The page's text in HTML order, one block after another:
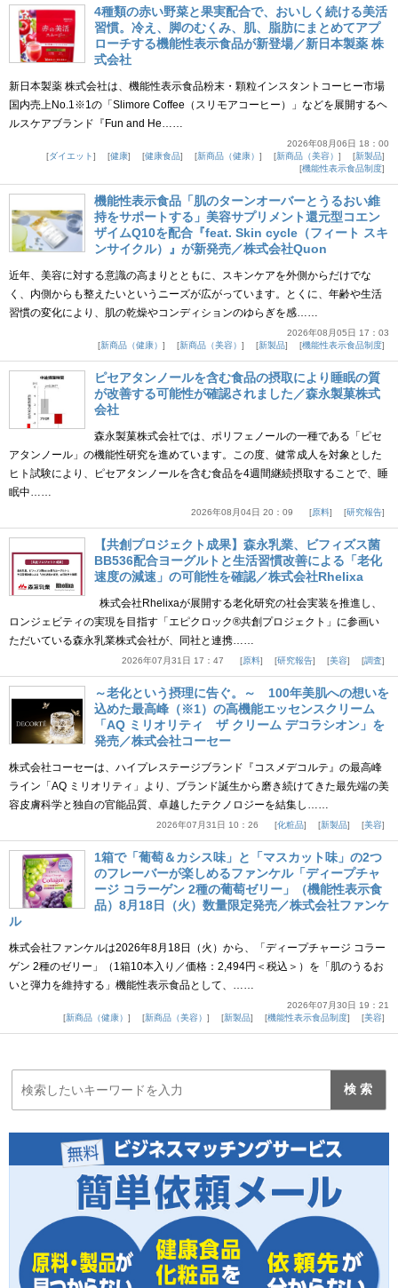
4種類の赤い野菜と果実配合で、おいしく続ける美活
習慣。冷え、脚のむくみ、肌、脂肪にまとめてアプ
ローチする機能性表示食品が新登場／新日本製薬 株
式会社
新日本製薬 株式会社は、機能性表示食品粉末・顆粒インスタントコーヒー市場
国内売上No.1※1の「Slimore Coffee（スリモアコーヒー）」などを展開するヘ
ルスケアブランド『Fun and He……
2026年08月06日 18：00
ダイエット
健康 健康食品 新商品（健康） 新商品（美容）
新製品
機能性表示食品制度
機能性表示食品「肌のターンオーバーとうるおい維
持をサポートする」美容サプリメント還元型コエン
ザイムQ10を配合『feat. Skin cycle（フィート スキ
ンサイクル）』が新発売／株式会社Quon
近年、美容に対する意識の高まりとともに、スキンケアを外側からだけでな
く、内側からも整えたいというニーズが広がっています。とくに、年齢や生活
習慣の変化により、肌の乾燥やコンディションのゆらぎを感……
2026年08月05日 17：03
新商品（健康）
新商品（美容） 新製品 機能性表示食品制度
ピセアタンノールを含む食品の摂取により睡眠の質
が改善する可能性が確認されました／森永製菓株式
会社
森永製菓株式会社では、ポリフェノールの一種である「ピセ
アタンノール」の機能性研究を進めています。この度、健常成人を対象とした
ヒト試験により、ピセアタンノールを含む食品を4週間継続摂取することで、睡
眠中……
2026年08月04日 20：09 原料 研究報告
【共創プロジェクト成果】森永乳業、ビフィズス菌
BB536配合ヨーグルトと生活習慣改善による「老化
速度の減速」の可能性を確認／株式会社Rhelixa
株式会社Rhelixaが展開する老化研究の社会実装を推進し、
ロンジェビティの実現を目指す「エピクロック®共創プロジェクト」に参画い
ただいている森永乳業株式会社が、同社と連携……
2026年07月31日 17：47 原料 研究報告 美容 調査
～老化という摂理に告ぐ。～ 100年美肌への想いを
込めた最高峰（※1）の高機能エッセンスクリーム
「AQ ミリオリティ ザ クリーム デコラシオン」を
発売／株式会社コーセー
株式会社コーセーは、ハイプレステージブランド『コスメデコルテ』の最高峰
ライン「AQ ミリオリティ」より、ブランド誕生から磨き続けてきた最先端の美
容皮膚科学と独自の官能品質、卓越したテクノロジーを結集し……
2026年07月31日 10：26 化粧品 新製品 美容
1箱で「葡萄＆カシス味」と「マスカット味」の2つ
のフレーバーが楽しめるファンケル「ディープチャ
ージ コラーゲン 2種の葡萄ゼリー」（機能性表示食
品）8月18日（火）数量限定発売／株式会社ファンケ
ル
株式会社ファンケルは2026年8月18日（火）から、「ディープチャージ コラー
ゲン 2種のゼリー」（1箱10本入り／価格：2,494円＜税込＞）を「肌のうるお
いと弾力を維持する」機能性表示食品として、……
2026年07月30日 19：21
新商品（健康）
新商品（美容） 新製品 機能性表示食品制度 美容